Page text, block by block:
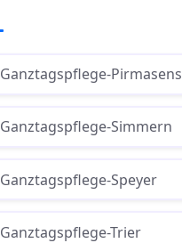
Ganztagspflege-Pirmasens
Ganztagspflege-Simmern
Ganztagspflege-Speyer
Ganztagspflege-Trier